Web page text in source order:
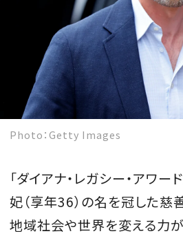
MAGAZINE
SPUR 2026 JULY
2026年9月号
最新号を試し読み
Photo：Getty Images
「ダイアナ・レガシー・アワー
妃（享年36）の名を冠した慈
地域社会や世界を変える力